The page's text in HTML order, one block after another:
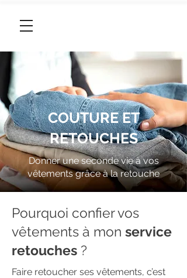
COUTURE ET
RETOUCHES
Donner une seconde vie à vos
vêtements grâce à la retouche
Pourquoi confier vos
vêtements à mon service
retouches ?
Faire retoucher ses vêtements, c’est